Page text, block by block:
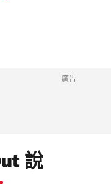
廣告
說